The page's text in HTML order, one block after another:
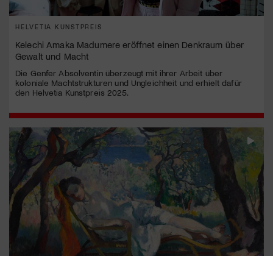
HELVETIA KUNSTPREIS
Kelechi Amaka Madumere eröffnet einen Denkraum über
Gewalt und Macht
Die Genfer Absolventin überzeugt mit ihrer Arbeit über
koloniale Machtstrukturen und Ungleichheit und erhielt dafür
den Helvetia Kunstpreis 2025.